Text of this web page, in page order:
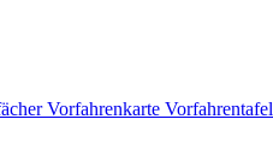
Vorfahrenkarte Vorfahrentafel